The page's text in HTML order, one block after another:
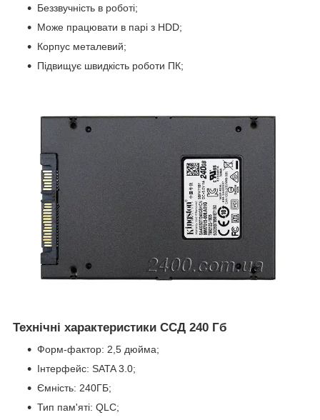
Беззвучність в роботі;
Може працювати в парі з HDD;
Корпус металевий;
Підвищує швидкість роботи ПК;
Технічні характеристики ССД 240 Гб
Форм-фактор: 2,5 дюйма;
Інтерфейс: SATA 3.0;
Ємність: 240ГБ;
Тип пам'яті: QLC;